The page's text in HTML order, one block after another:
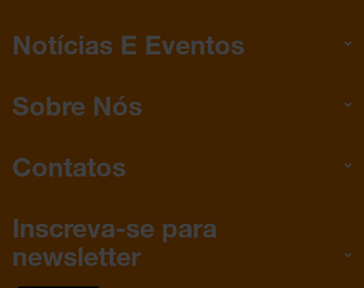
Notícias E Eventos
Sobre Nós
Contatos
Inscreva-se para
newsletter